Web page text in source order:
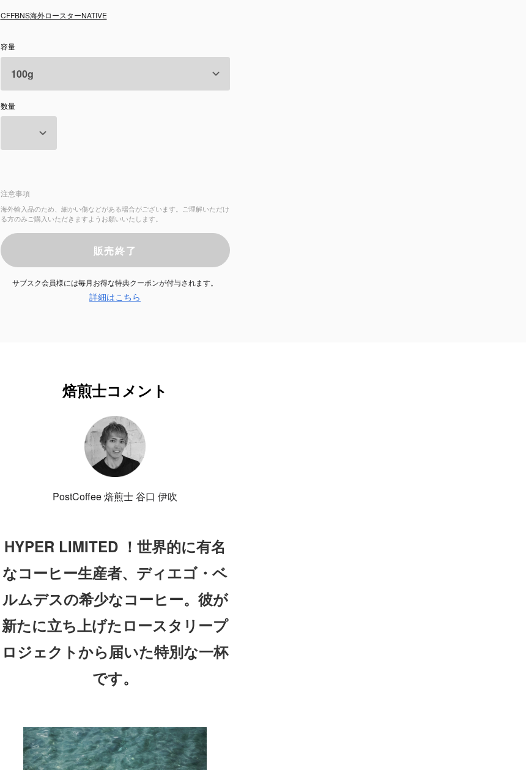
CFFBNS海外ロースターNATIVE
容量
数量
注意事項
海外輸入品のため、細かい傷などがある場合がございます。ご理解いただけ
る方のみご購入いただきますようお願いいたします。
販売終了
サブスク会員様には毎月お得な特典クーポンが付与されます。
詳細はこちら
焙煎士コメント
PostCoffee 焙煎士 谷口 伊吹
HYPER LIMITED ！世界的に有名
なコーヒー生産者、ディエゴ・ベ
ルムデスの希少なコーヒー。彼が
新たに立ち上げたロースタリープ
ロジェクトから届いた特別な一杯
です。